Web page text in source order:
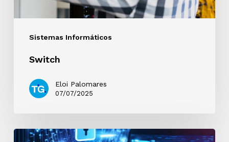
Sistemas Informáticos
Switch
Eloi Palomares
07/07/2025
VPN